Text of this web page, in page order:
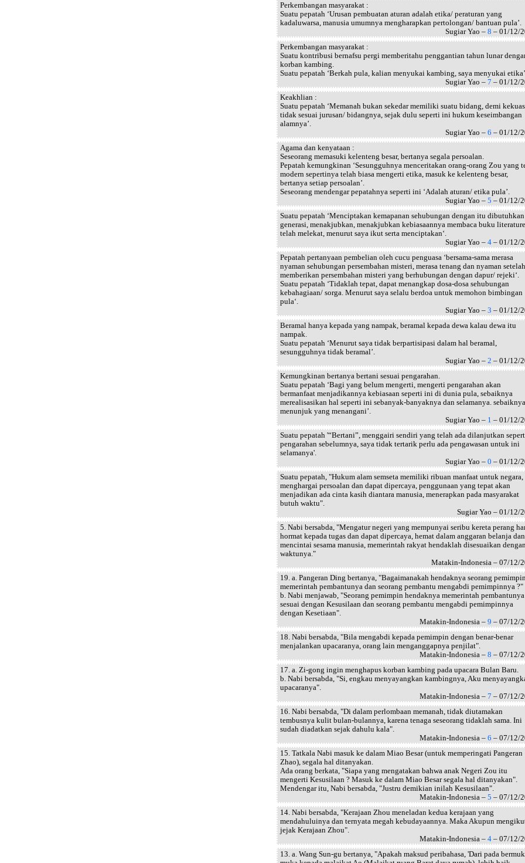
Perkembangan masyarakat :
Suatu pepatah ‘Urusan pembuatan aturan adalah etika/ peraturan yang
kadaluwarsa, manusia umumnya mengharapkan pertolongan/ bantuan pula’.
Sugiar Yao – 8 – 01/12/
Perkembangan masyarakat :
Suatu kontribusi bernafsu pergi memberitahu penggantian tahun lunar
korban kambing.
Suatu pepatah ‘Berkah pula, kalian menyukai kambing, saya menyukai etika’.
Sugiar Yao – 7 – 01/12/
Keakhlian :
Suatu pepatah ‘Memanah bukan sekedar memiliki suatu bidang, demi
tidak sesuai jurusan/ bidangnya, sejak dulu seperti ini hukum keseimbangan
alamnya’.
Sugiar Yao – 6 – 01/12/
Agama dan kenyataan :
Seseorang memasuki kelenteng besar, bertanya segala persoalan.
Pepatah kemungkinan ‘Sesungguhnya menceritakan orang-orang Zou yang
modern sepertinya telah biasa mengerti etika, masuk ke kelenteng besar,
bertanya setiap persoalan’.
Seseorang mendengar pepatahnya seperti ini ‘Adalah aturan/ etika pula’.
Sugiar Yao – 5 – 01/12/
Suatu pepatah ‘Menciptakan kemapanan sehubungan dengan itu dibutuhkan
generasi, menakjubkan, menakjubkan kebiasaannya membaca buku literature
telah melekat, menurut saya ikut serta menciptakan‘.
Sugiar Yao – 4 – 01/12/
Pepatah pertanyaan pembelian oleh cucu penguasa ‘bersama-sama merasa
nyaman sehubungan persembahan misteri, merasa tenang dan nyaman setelah
memberikan persembahan misteri yang berhubungan dengan dapur/ rejeki‘.
Suatu pepatah ‘Tidaklah tepat, dapat menangkap dosa-dosa sehubungan
kebahagiaan/ sorga. Menurut saya selalu berdoa untuk memohon bimbingan
pula‘.
Sugiar Yao – 3 – 01/12/
Beramal hanya kepada yang nampak, beramal kepada dewa kalau dewa itu
nampak.
Suatu pepatah ‘Menurut saya tidak berpartisipasi dalam hal beramal,
sesungguhnya tidak beramal’.
Sugiar Yao – 2 – 01/12/
Kemungkinan bertanya bertani sesuai pengarahan.
Suatu pepatah ‘Bagi yang belum mengerti, mengerti pengarahan akan
bermanfaat menjadikannya kebiasaan seperti ini di dunia pula, sebaiknya
merealisasikan hal seperti ini sebanyak-banyaknya dan selamanya. sebaiknya
menunjuk yang menangani’.
Sugiar Yao – 1 – 01/12/
Suatu pepatah '“Bertani”, menggairi sendiri yang telah ada dilanjutkan
pengarahan sebelumnya, saya tidak tertarik perlu ada pengawasan untuk ini
selamanya'.
Sugiar Yao – 0 – 01/12/
Suatu pepatah, "Hukum alam semseta memiliki ribuan manfaat untuk negara,
menghargai persoalan dan dapat dipercaya, penggunaan yang tepat akan
menjadikan ada cinta kasih diantara manusia, menerapkan pada masyarakat
butuh waktu".
Sugiar Yao – 01/12/
5. Nabi bersabda, "Mengatur negeri yang mempunyai seribu kereta perang
hormat kepada tugas dan dapat dipercaya, hemat dalam anggaran belanja dan
mencintai sesama manusia, memerintah rakyat hendaklah disesuaikan dengan
waktunya."
Matakin-Indonesia – 07/12/
19. a. Pangeran Ding bertanya, "Bagaimanakah hendaknya seorang pemimpin
memerintah pembantunya dan seorang pembantu mengabdi pemimpinnya ?"
b. Nabi menjawab, "Seorang pemimpin hendaknya memerintah pembantunya
sesuai dengan Kesusilaan dan seorang pembantu mengabdi pemimpinnya
dengan Kesetiaan".
Matakin-Indonesia – 9 – 07/12/
18. Nabi bersabda, "Bila mengabdi kepada pemimpin dengan benar-benar
menjalankan upacaranya, orang lain menganggapnya penjilat".
Matakin-Indonesia – 8 – 07/12/
17. a. Zi-gong ingin menghapus korban kambing pada upacara Bulan Baru.
b. Nabi bersabda, "Si, engkau menyayangkan kambingnya, Aku
upacaranya".
Matakin-Indonesia – 7 – 07/12/
16. Nabi bersabda, "Di dalam perlombaan memanah, tidak diutamakan
tembusnya kulit bulan-bulannya, karena tenaga seseorang tidaklah sama. Ini
sudah diadatkan sejak dahulu kala".
Matakin-Indonesia – 6 – 07/12/
15. Tatkala Nabi masuk ke dalam Miao Besar (untuk memperingati Pangeran
Zhao), segala hal ditanyakan.
Ada orang berkata, "Siapa yang mengatakan bahwa anak Negeri Zou itu
mengerti Kesusilaan ? Masuk ke dalam Miao Besar segala hal ditanyakan".
Mendengar itu, Nabi bersabda, "Justru demikian inilah Kesusilaan".
Matakin-Indonesia – 5 – 07/12/
14. Nabi bersabda, "Kerajaan Zhou meneladan kedua kerajaan yang
mendahuluinya dan ternyata megah kebudayaannya. Maka Akupun
jejak Kerajaan Zhou".
Matakin-Indonesia – 4 – 07/12/
13. a. Wang Sun-gu bertanya, "Apakah maksud peribahasa, 'Dari pada